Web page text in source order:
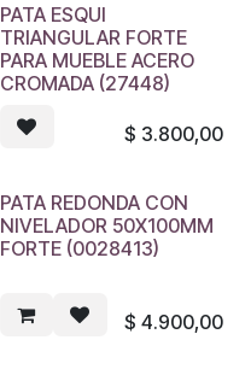
PATA ESQUI
TRIANGULAR FORTE
PARA MUEBLE ACERO
CROMADA (27448)
$ 3.800,00
PATA REDONDA CON
NIVELADOR 50X100MM
FORTE (0028413)
$ 4.900,00